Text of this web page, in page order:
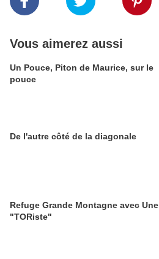
Vous aimerez aussi
Un Pouce, Piton de Maurice, sur le
pouce
De l'autre côté de la diagonale
Refuge Grande Montagne avec Une
"TORiste"